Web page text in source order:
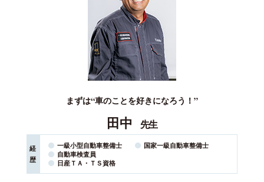
まずは“車のことを好きになろう！”
田中 先生
経
歴
一級小型自動車整備士
自動車検査員
日産ＴＡ・ＴＳ資格
国家⼀級⾃動⾞整備⼠